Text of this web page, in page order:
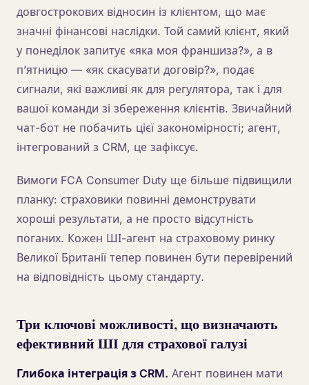
довгострокових відносин із клієнтом, що має
значні фінансові наслідки. Той самий клієнт, який
у понеділок запитує «яка моя франшиза?», а в
п’ятницю — «як скасувати договір?», подає
сигнали, які важливі як для регулятора, так і для
вашої команди зі збереження клієнтів. Звичайний
чат-бот не побачить цієї закономірності; агент,
інтегрований з CRM, це зафіксує.
Вимоги FCA Consumer Duty ще більше підвищили
планку: страховики повинні демонструвати
хороші результати, а не просто відсутність
поганих. Кожен ШІ-агент на страховому ринку
Великої Британії тепер повинен бути перевірений
на відповідність цьому стандарту.
Три ключові можливості, що визначають
ефективний ШІ для страхової галузі
Глибока інтеграція з CRM. Агент повинен мати